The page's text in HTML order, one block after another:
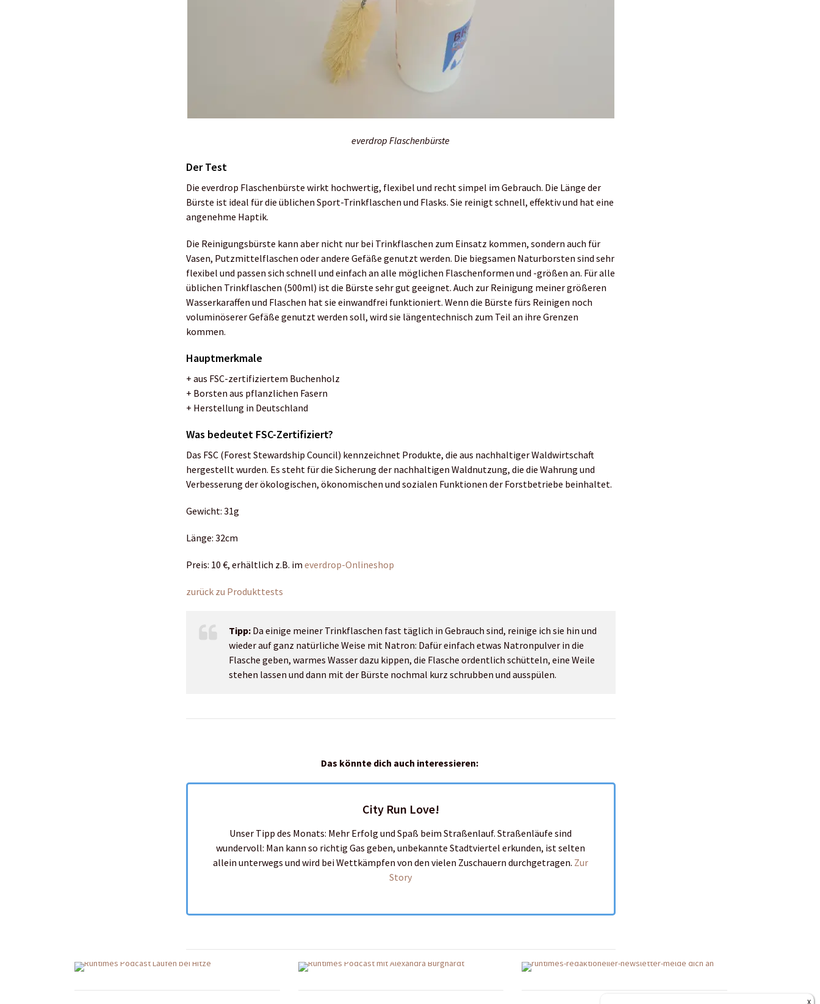
everdrop Flaschenbürste
Der Test
Die everdrop Flaschenbürste wirkt hochwertig, flexibel und recht simpel im Gebrauch. Die Länge der
Bürste ist ideal für die üblichen Sport-Trinkflaschen und Flasks. Sie reinigt schnell, effektiv und hat eine
angenehme Haptik.
Die Reinigungsbürste kann aber nicht nur bei Trinkflaschen zum Einsatz kommen, sondern auch für
Vasen, Putzmittelflaschen oder andere Gefäße genutzt werden. Die biegsamen Naturborsten sind sehr
flexibel und passen sich schnell und einfach an alle möglichen Flaschenformen und -größen an. Für alle
üblichen Trinkflaschen (500ml) ist die Bürste sehr gut geeignet. Auch zur Reinigung meiner größeren
Wasserkaraffen und Flaschen hat sie einwandfrei funktioniert. Wenn die Bürste fürs Reinigen noch
voluminöserer Gefäße genutzt werden soll, wird sie längentechnisch zum Teil an ihre Grenzen
kommen.
Hauptmerkmale
+ aus FSC-zertifiziertem Buchenholz
+ Borsten aus pflanzlichen Fasern
+ Herstellung in Deutschland
Was bedeutet FSC-Zertifiziert?
Das FSC (Forest Stewardship Council) kennzeichnet Produkte, die aus nachhaltiger Waldwirtschaft
hergestellt wurden. Es steht für die Sicherung der nachhaltigen Waldnutzung, die die Wahrung und
Verbesserung der ökologischen, ökonomischen und sozialen Funktionen der Forstbetriebe beinhaltet.
Gewicht: 31g
Länge: 32cm
Preis: 10 €, erhältlich z.B. imeverdrop-Onlineshop
zurück zu Produkttests
Tipp: Da einige meiner Trinkflaschen fast täglich in Gebrauch sind, reinige ich sie hin und
wieder auf ganz natürliche Weise mit Natron: Dafür einfach etwas Natronpulver in die
Flasche geben, warmes Wasser dazu kippen, die Flasche ordentlich schütteln, eine Weile
stehen lassen und dann mit der Bürste nochmal kurz schrubben und ausspülen.
Das könnte dich auch interessieren:
City Run Love!
Unser Tipp des Monats: Mehr Erfolg und Spaß beim Straßenlauf. Straßenläufe sind
wundervoll: Man kann so richtig Gas geben, unbekannte Stadtviertel erkunden, ist selten
allein unterwegs und wird bei Wettkämpfen von den vielen Zuschauern durchgetragen. Zur
Story